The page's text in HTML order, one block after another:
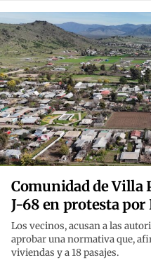
Comunidad de Villa
J-68 en protesta por
Los vecinos, acusan a las
aprobar una normativa que,
viviendas y a 18 pasajes.